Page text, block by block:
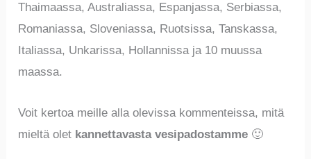
Thaimaassa, Australiassa, Espanjassa, Serbiassa,
Romaniassa, Sloveniassa, Ruotsissa, Tanskassa,
Italiassa, Unkarissa, Hollannissa ja 10 muussa
maassa.
Voit kertoa meille alla olevissa kommenteissa, mitä
mieltä olet kannettavasta vesipadostamme 🙂